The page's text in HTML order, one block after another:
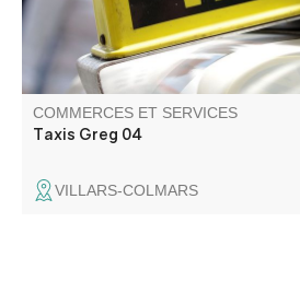
COMMERCES ET SERVICES
Taxis Greg 04
VILLARS-COLMARS